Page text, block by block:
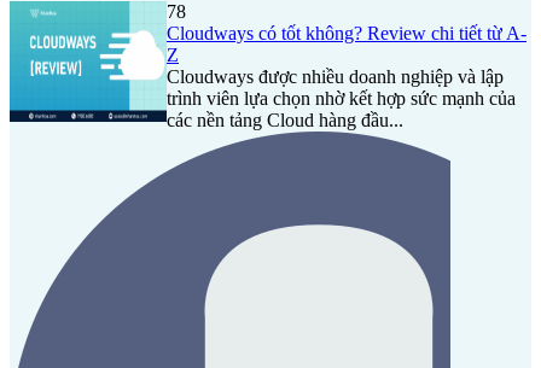
78
Cloudways có tốt không? Review chi tiết từ A-
Z
Cloudways được nhiều doanh nghiệp và lập
trình viên lựa chọn nhờ kết hợp sức mạnh của
các nền tảng Cloud hàng đầu...